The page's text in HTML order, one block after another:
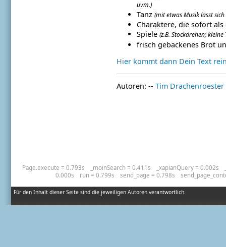
uvm.)
Tanz (mit etwas Musik lässt
Charaktere, die sofort
Spiele (z.B. Stockdrehen;
frisch gebackenes Brot
Hier kommt dann Dein Text
Autoren: -- Tim Drachenroester
Für den Inhalt dieser Seite sind die jeweiligen Autoren verantwortlich.
Page.execute = 0.793s _moinSearch = 0.411s _xapianQuery = 0.002s
0.000s
run = 0.799s send_page = 0.798s